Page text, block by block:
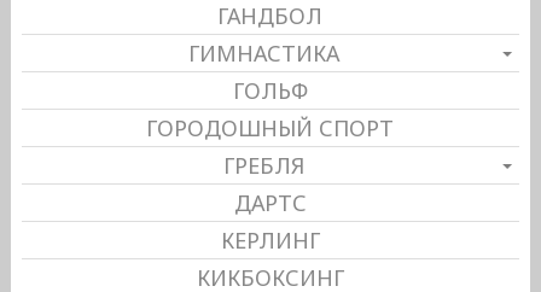
ГАНДБОЛ
ГИМНАСТИКА
ГОЛЬФ
ГОРОДОШНЫЙ СПОРТ
ГРЕБЛЯ
ДАРТС
КЕРЛИНГ
КИКБОКСИНГ